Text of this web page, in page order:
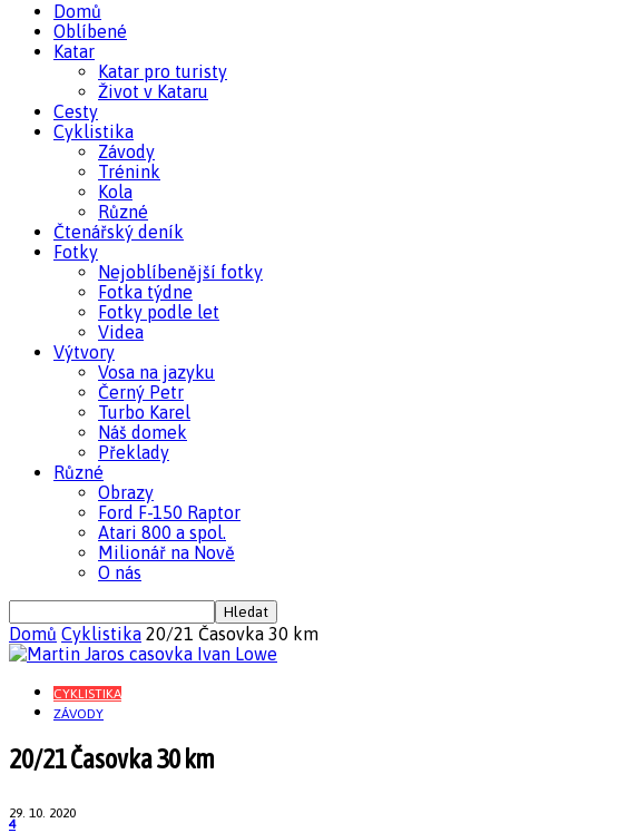
Domů
Oblíbené
Katar
Katar pro turisty
Život v Kataru
Cesty
Cyklistika
Závody
Trénink
Kola
Různé
Čtenářský deník
Fotky
Nejoblíbenější fotky
Fotka týdne
Fotky podle let
Videa
Výtvory
Vosa na jazyku
Černý Petr
Turbo Karel
Náš domek
Překlady
Různé
Obrazy
Ford F-150 Raptor
Atari 800 a spol.
Milionář na Nově
O nás
Domů Cyklistika 20/21 Časovka 30 km
CYKLISTIKA
ZÁVODY
20/21 Časovka 30 km
29. 10. 2020
4